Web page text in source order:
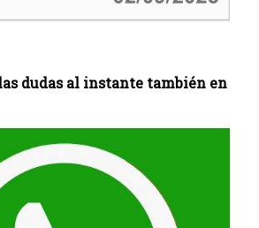
dudas al instante también en